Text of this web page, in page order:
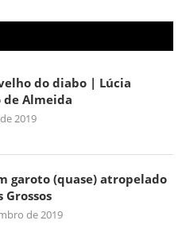
do diabo | Lúcia
de Almeida
2019
garoto (quase) atropelado
de 2019